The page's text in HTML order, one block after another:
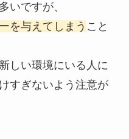
いですが、
を与えてしまう こと
しい環境にいる人に
すぎないよう注意が